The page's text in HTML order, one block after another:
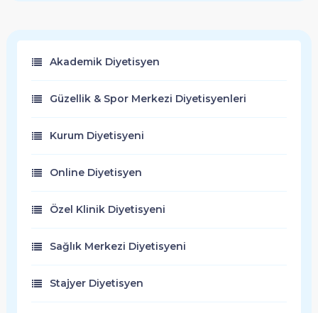
Akademik Diyetisyen
Güzellik & Spor Merkezi Diyetisyenleri
Kurum Diyetisyeni
Online Diyetisyen
Özel Klinik Diyetisyeni
Sağlık Merkezi Diyetisyeni
Stajyer Diyetisyen